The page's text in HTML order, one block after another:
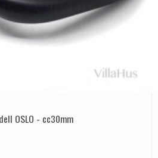
OSLO - cc30mm